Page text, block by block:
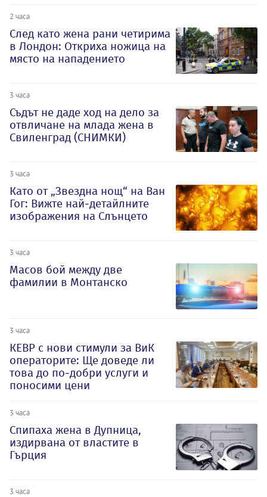
2 часа
След като жена рани четирима
в Лондон: Откриха ножица на
място на нападението
3 часа
Съдът не даде ход на дело за
отвличане на млада жена в
Свиленград (СНИМКИ)
3 часа
Като от „Звездна нощ“ на Ван
Гог: Вижте най-детайлните
изображения на Слънцето
3 часа
Масов бой между две
фамилии в Монтанско
3 часа
КЕВР с нови стимули за ВиК
операторите: Ще доведе ли
това до по-добри услуги и
поносими цени
3 часа
Спипаха жена в Дупница,
издирвана от властите в
Гърция
3 часа